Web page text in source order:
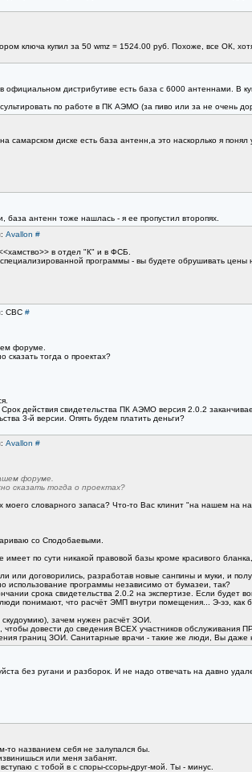
ключа купил за 50 wmz = 1524.00 руб. Похоже, все ОК,
дистрибутиве есть база с 6000 антеннами. В
по работе в ПК АЭМО (за пиво или за не очень
диске есть база антенн,а это наскорлько я понял
база антенн тоже нашлась - я ее пропустил второпях.
Avallon #
в отдел "К" и в ФСБ.
программы - вы будете обрушивать
СВС #
форуме.
тогда о проектах?
действия свидетельства ПК АЭМО версия 2.0.2
3-й версии. Опять будем платить деньги?
Avallon #
форуме.
сказать тогда о проектах?
моего словарного запаса? Что-то Вас клинит "на нашем
со Сподобаевыми.
имеет по сути никакой правовой базы кроме красивого
или договорились, разработав новые санпины и муки, и
использование программы независимо от бумазеи, так?
срока свидетельства 2.0.2 на экспертизе. Если будет
понимают, что расчёт ЭМП внутри помещения... Э-ээ, как
зачем нужен расчёт ЗОИ.
довести до сведения ВСЕХ участников
границ ЗОИ. Санитарные врачи - такие же люди, Вы даже
без ругани и разборок. И не надо отвечать на давно
то названием себя не залупался бы.
или меня забанят.
с тобой в с споры-ссоры-друг-мой. Ты - минус.